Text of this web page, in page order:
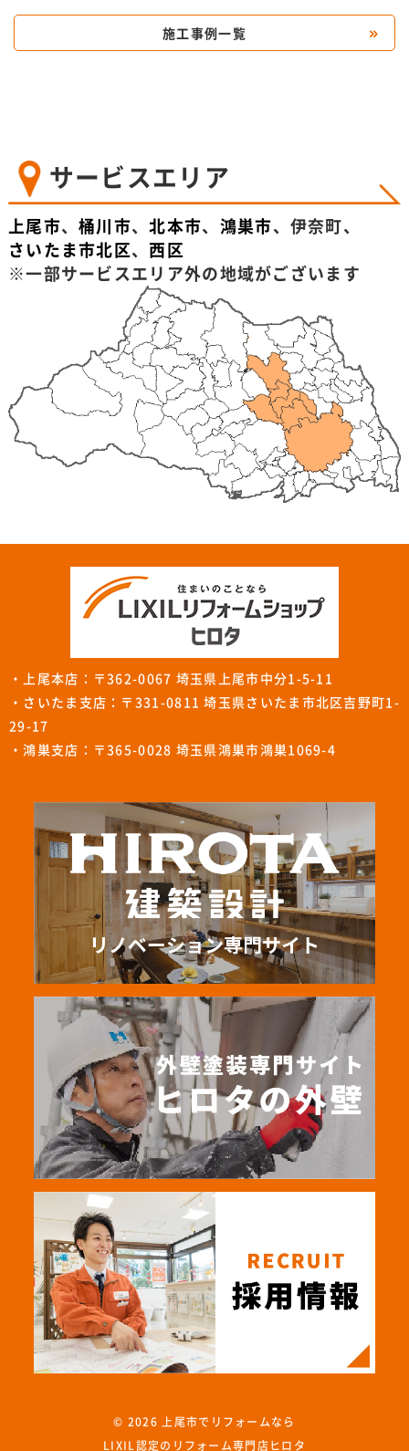
施工事例一覧
サービスエリア
上尾市、桶川市、北本市、 鴻巣市、伊奈町、
さいたま市北区、 西区
※一部サービスエリア外の地域がございます
・上尾本店：〒362-0067 埼玉県上尾市中分1-5-11
・さいたま支店：〒331-0811 埼玉県さいたま市北区吉野町1-
29-17
・鴻巣支店：〒365-0028 埼玉県鴻巣市鴻巣1069-4
© 2026 上尾市でリフォームなら
LIXIL認定のリフォーム専門店ヒロタ